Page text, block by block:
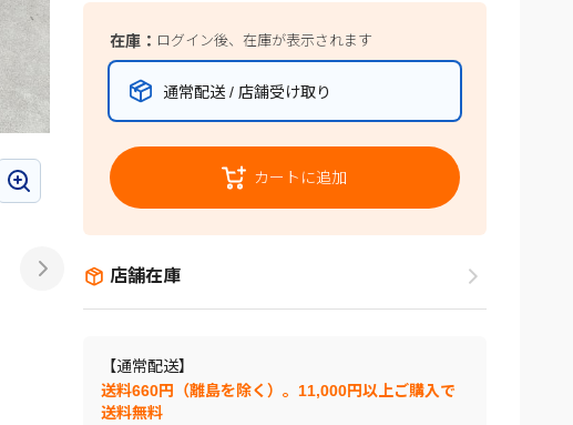
在庫： ログイン後、在庫が表示されます
通常配送 / 店舗受け取り
カートに追加
店舗在庫
【通常配送】
送料660円（離島を除く）。11,000円以上ご購入で
送料無料